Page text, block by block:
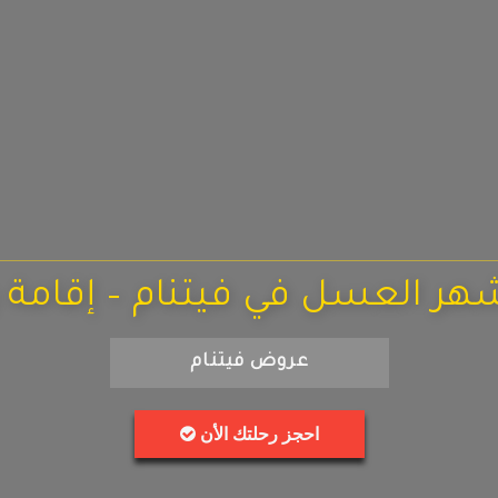
العسل في فيتنام – إقامة
عروض فيتنام
احجز رحلتك الأن